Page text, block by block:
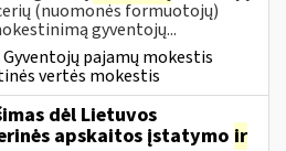
(nuomonės formuotojų)
gyventojų...
Gyventojų pajamų mokestis
vertės mokestis
dėl Lietuvos
apskaitos įstatymo ir